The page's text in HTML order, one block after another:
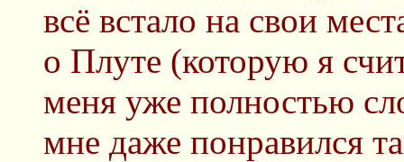
всё встало на свои
о Плуте (которую я
меня уже полностью
мне даже понравился